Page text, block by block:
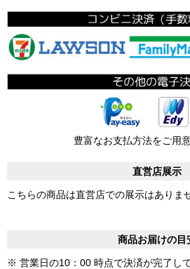
豊富なお支払方法をご用
直営店展示
こちらの商品は直営店での展示はありま
商品お届けの目
※ 営業日の10：00 時点で決済が完了し